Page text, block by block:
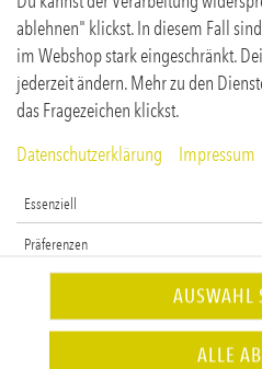
ablehnen" klickst. In diesem Fall
im Webshop stark eingeschränkt.
jederzeit ändern. Mehr zu den
das Fragezeichen klickst.
Datenschutzerklärung
Impressum
Essenziell
Präferenzen
AUSWAHL
ALLE
inkl. 0,15